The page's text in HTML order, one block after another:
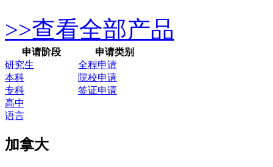
>>查看全部产品
申请阶段
申请类别
研究生
全程申请
本科
院校申请
专科
签证申请
高中
语言
加拿大